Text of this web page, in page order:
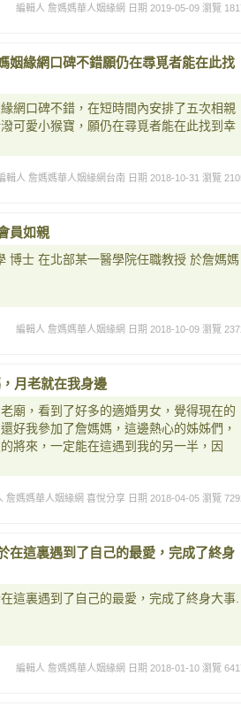
編輯人 詹媽媽華人姻緣網 日期 2019-05-09 瀏覽
姻緣網口碑不錯願仍在尋覓者能在此找
網口碑不錯，在短時間內安排了五次相親
可愛小猴寶，願仍在尋覓者能在此找到幸
輯人 詹媽媽華人姻緣網台南 日期 2018-10-31 瀏覽
員如親
博士 在北部某一醫學院任職教授 於詹媽媽
編輯人 詹媽媽華人姻緣網 日期 2018-10-09 瀏覽
月老就在我身邊
廟，看到了好多的適婚男女，覺得現在的
好我參加了詹媽媽，這邊熱心的姊姊們，
將來，一定能在這遇到我的另一半，因
詹媽媽華人姻緣網 喜悅分享 日期 2018-04-05 瀏覽
在這裏遇到了自己的最愛，完成了終身
這裏遇到了自己的最愛，完成了終身大事.
編輯人 詹媽媽華人姻緣網 日期 2018-01-10 瀏覽